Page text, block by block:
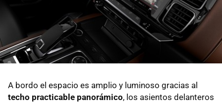
A bordo el espacio es amplio y luminoso gracias al
techo practicable panorámico, los asientos delanteros